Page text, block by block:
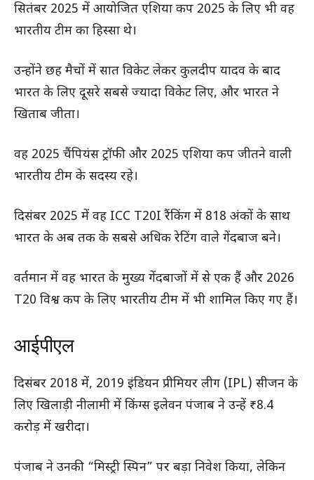
सितंबर 2025 में आयोजित एशिया कप 2025 के लिए भी वह
भारतीय टीम का हिस्सा थे।
उन्होंने छह मैचों में सात विकेट लेकर कुलदीप यादव के बाद
भारत के लिए दूसरे सबसे ज्यादा विकेट लिए, और भारत ने
खिताब जीता।
वह 2025 चैंपियंस ट्रॉफी और 2025 एशिया कप जीतने वाली
भारतीय टीम के सदस्य रहे।
दिसंबर 2025 में वह ICC T20I रैंकिंग में 818 अंकों के साथ
भारत के अब तक के सबसे अधिक रेटिंग वाले गेंदबाज बने।
वर्तमान में वह भारत के मुख्य गेंदबाजों में से एक हैं और 2026
T20 विश्व कप के लिए भारतीय टीम में भी शामिल किए गए हैं।
आईपीएल
दिसंबर 2018 में, 2019 इंडियन प्रीमियर लीग (IPL) सीजन के
लिए खिलाड़ी नीलामी में किंग्स इलेवन पंजाब ने उन्हें ₹8.4
करोड़ में खरीदा।
पंजाब ने उनकी “मिस्ट्री स्पिन” पर बड़ा निवेश किया, लेकिन